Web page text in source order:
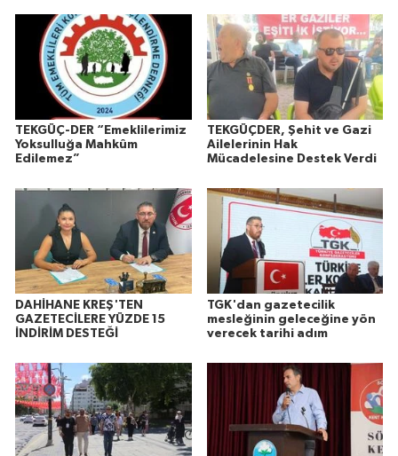
TEKGÜÇ-DER “Emeklilerimiz
Yoksulluğa Mahkûm
Edilemez”
TEKGÜÇDER, Şehit ve Gazi
Ailelerinin Hak
Mücadelesine Destek Verdi
DAHİHANE KREŞ'TEN
GAZETECİLERE YÜZDE 15
İNDİRİM DESTEĞİ
TGK'dan gazetecilik
mesleğinin geleceğine yön
verecek tarihi adım